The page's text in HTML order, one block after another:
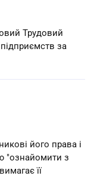
Трудовий
за
його права і
"ознайомити з
її